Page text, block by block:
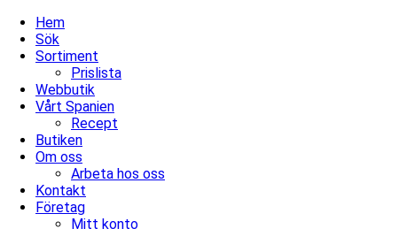
Hem
Sök
Sortiment
Prislista
Webbutik
Vårt Spanien
Recept
Butiken
Om oss
Arbeta hos oss
Kontakt
Företag
Mitt konto